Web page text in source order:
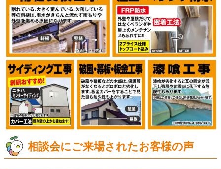
相談会にご来場されたお客様の声